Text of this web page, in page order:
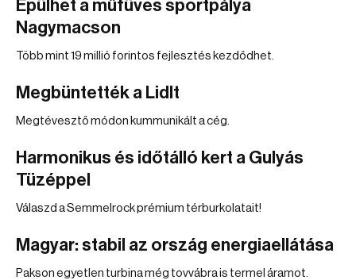
Épülhet a műfüves sportpálya
Nagymacson
Több mint 19 millió forintos fejlesztés kezdődhet.
Megbüntették a Lidlt
Megtévesztő módon kummunikált a cég.
Harmonikus és időtálló kert a Gulyás
Tüzéppel
Válaszd a Semmelrock prémium térburkolatait!
Magyar: stabil az ország energiaellátása
Pakson egyetlen turbina még tovvábra is termel áramot.